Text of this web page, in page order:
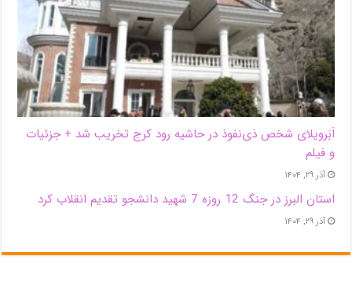
اَبَر‌ویلای شخص ذی‌نفوذ در حاشیه‌ رود کرج تخریب شد + جزئیات
و فیلم
آذر ۲۹, ۱۴۰۴
استان البرز در جنگ 12 روزه 7 شهید دانشجو تقدیم انقلاب کرد
آذر ۲۹, ۱۴۰۴